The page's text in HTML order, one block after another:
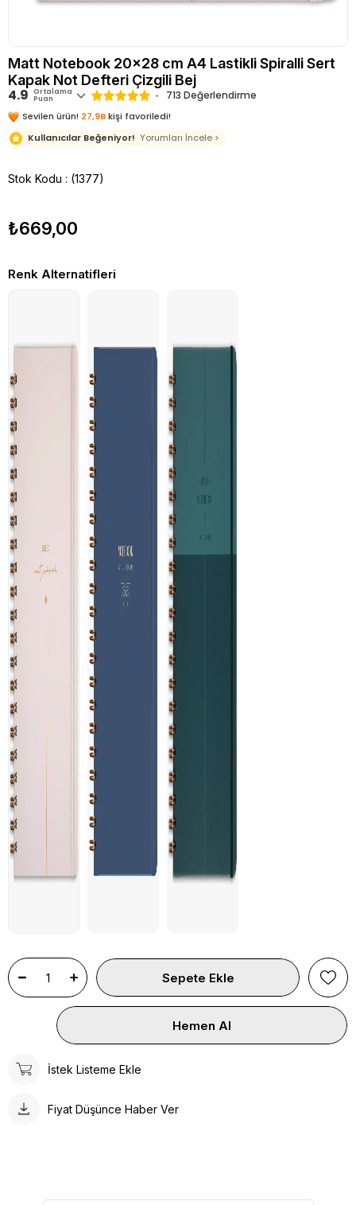
Matt Notebook 20x28 cm A4 Lastikli Spiralli Sert
Kapak Not Defteri Çizgili Bej
4.9 Ortalama
Puan 713 Değerlendirme
Sevilen ürün! 27,9Bkişi favoriledi!
Kullanıcılar Beğeniyor! Yorumları İncele >
Stok Kodu (1377)
₺669,00
Renk Alternatifleri
İstek Listeme Ekle
Fiyat Düşünce Haber Ver